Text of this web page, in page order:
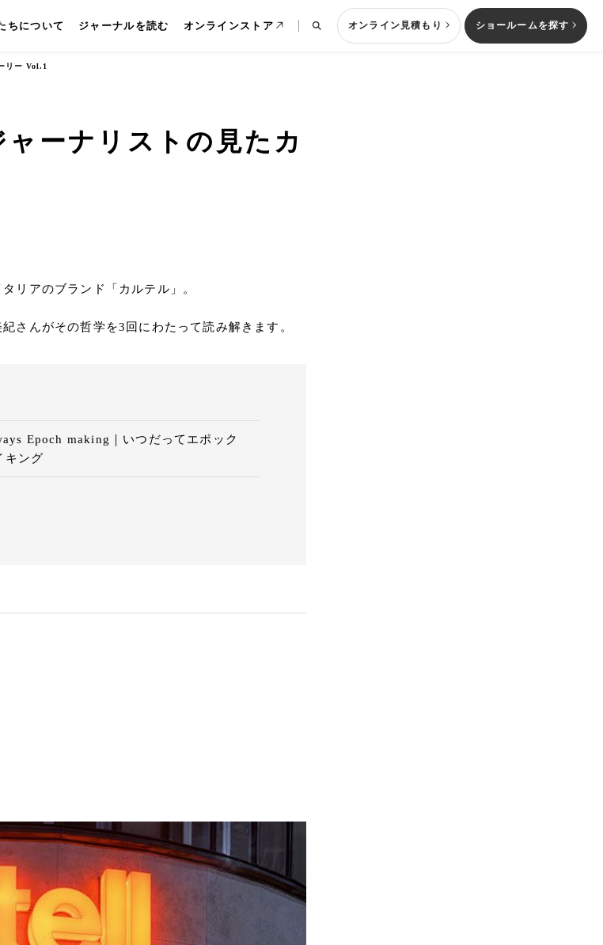
ちについて ジャーナルを読む オンラインストア オンライン見積もり ショールームを探す
リー Vol.1
ーナリストの見たカ
リアのブランド「カルテル」。
さんがその哲学を3回にわたって読み解きます。
Epoch making｜いつだってエポック
キング